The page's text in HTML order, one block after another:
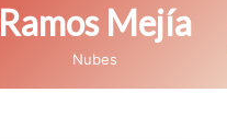
Ramos Mejía
Nubes